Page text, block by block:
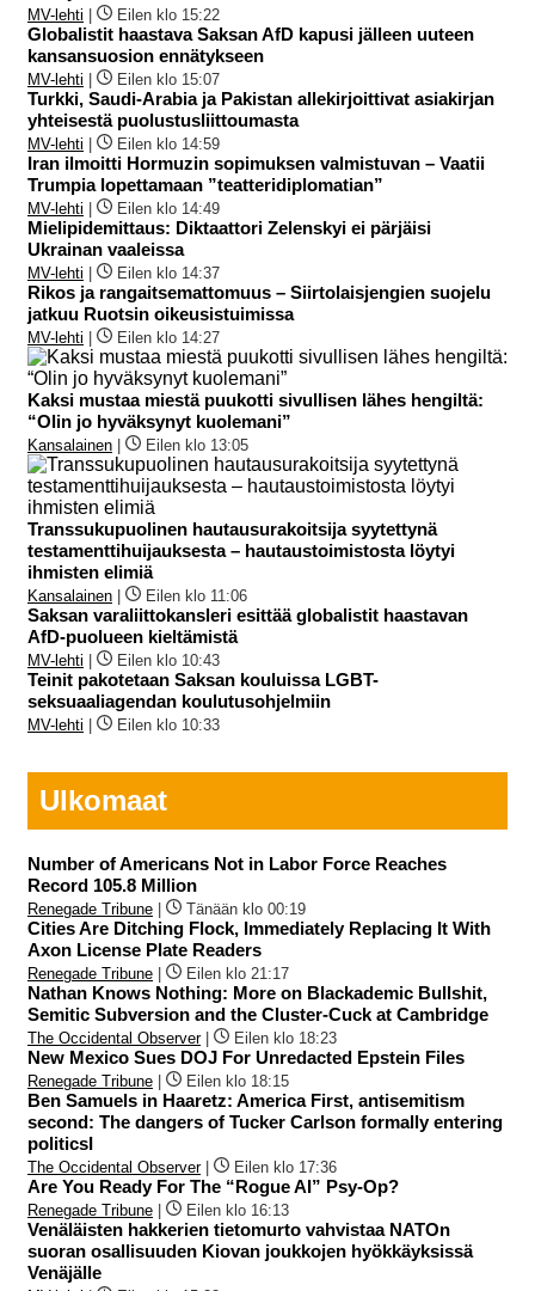
MV-lehti Eilen klo 15:22
Globalistit haastava Saksan AfD kapusi jälleen uuteen
kansansuosion ennätykseen
MV-lehti Eilen klo 15:07
Turkki, Saudi-Arabia ja Pakistan allekirjoittivat asiakirjan
yhteisestä puolustusliittoumasta
MV-lehti Eilen klo 14:59
Iran ilmoitti Hormuzin sopimuksen valmistuvan – Vaatii
Trumpia lopettamaan ”teatteridiplomatian”
MV-lehti Eilen klo 14:49
Mielipidemittaus: Diktaattori Zelenskyi ei pärjäisi
Ukrainan vaaleissa
MV-lehti Eilen klo 14:37
Rikos ja rangaitsemattomuus – Siirtolaisjengien suojelu
jatkuu Ruotsin oikeusistuimissa
MV-lehti Eilen klo 14:27
Kaksi mustaa miestä puukotti sivullisen lähes hengiltä:
“Olin jo hyväksynyt kuolemani”
Kansalainen Eilen klo 13:05
Transsukupuolinen hautausurakoitsija syytettynä
testamenttihuijauksesta – hautaustoimistosta löytyi
ihmisten elimiä
Kansalainen Eilen klo 11:06
Saksan varaliittokansleri esittää globalistit haastavan
AfD-puolueen kieltämistä
MV-lehti Eilen klo 10:43
Teinit pakotetaan Saksan kouluissa LGBT-
seksuaaliagendan koulutusohjelmiin
MV-lehti Eilen klo 10:33
Ulkomaat
Number of Americans Not in Labor Force Reaches
Record 105.8 Million
Renegade Tribune Tänään klo 00:19
Cities Are Ditching Flock, Immediately Replacing It With
Axon License Plate Readers
Renegade Tribune Eilen klo 21:17
Nathan Knows Nothing: More on Blackademic Bullshit,
Semitic Subversion and the Cluster-Cuck at Cambridge
The Occidental Observer| Eilen klo 18:23
New Mexico Sues DOJ For Unredacted Epstein Files
Renegade Tribune Eilen klo 18:15
Ben Samuels in Haaretz: America First, antisemitism
second: The dangers of Tucker Carlson formally entering
politicsI
The Occidental Observer| Eilen klo 17:36
Are You Ready For The “Rogue AI” Psy-Op?
Renegade Tribune Eilen klo 16:13
Venäläisten hakkerien tietomurto vahvistaa NATOn
suoran osallisuuden Kiovan joukkojen hyökkäyksissä
Venäjälle